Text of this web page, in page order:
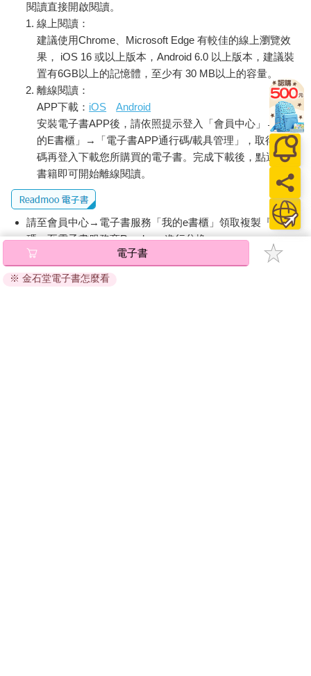
閱讀直接開啟閱讀。
線上閱讀：
建議使用Chrome、Microsoft Edge 有較佳的線上瀏覽效
果， iOS 16 或以上版本，Android 6.0 以上版本，建議裝
置有6GB以上的記憶體，至少有 30 MB以上的容量。
離線閱讀：
APP下載： iOS
Android
安裝電子書APP後，請依照提示登入「會員中心」→「我
的E書櫃」→「電子書APP通行碼/載具管理」，取得通行
碼再登入下載您所購買的電子書。完成下載後，點選任一
書籍即可開始離線閱讀。
請至會員中心→電子書服務「我的e書櫃」領取複製『兌換
碼』至電子書服務商Readmoo進行兌換。
退換貨須知：
因版權保護，您在金石堂所購買的電子書僅能以金石堂專屬
電子書
※ 金石堂電子書怎麼看